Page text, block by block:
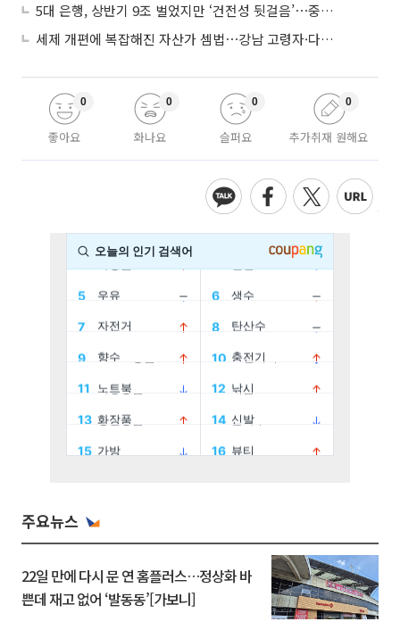
5대 은행, 상반기 9조 벌었지만 ‘건전성 뒷걸음’⋯중기대출 문턱 높아지나
세제 개편에 복잡해진 자산가 셈법⋯강남 고령자·다주택자 ‘자산재편 고심’
좋아요
0
화나요
0
슬퍼요
0
추가취재 원해요
0
주요뉴스
22일 만에 다시 문 연 홈플러스…정상화 바
쁜데 재고 없어 ‘발동동’[가보니]